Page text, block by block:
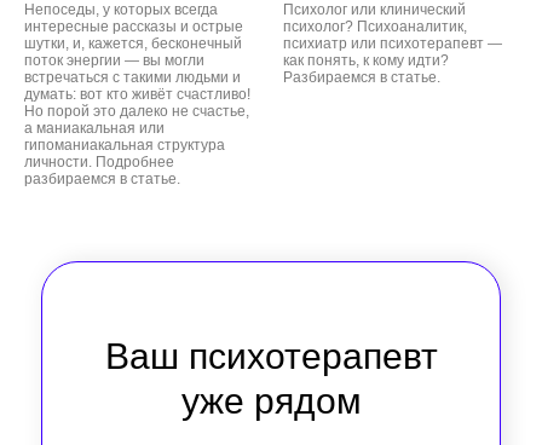
Непоседы, у которых всегда
интересные рассказы и острые
шутки, и, кажется, бесконечный
поток энергии — вы могли
встречаться с такими людьми и
думать: вот кто живёт счастливо!
Но порой это далеко не счастье,
а маниакальная или
гипоманиакальная структура
личности. Подробнее
разбираемся в статье.
Психолог или клинический
психолог? Психоаналитик,
психиатр или психотерапевт —
как понять, к кому идти?
Разбираемся в статье.
Ваш психотерапевт
уже рядом